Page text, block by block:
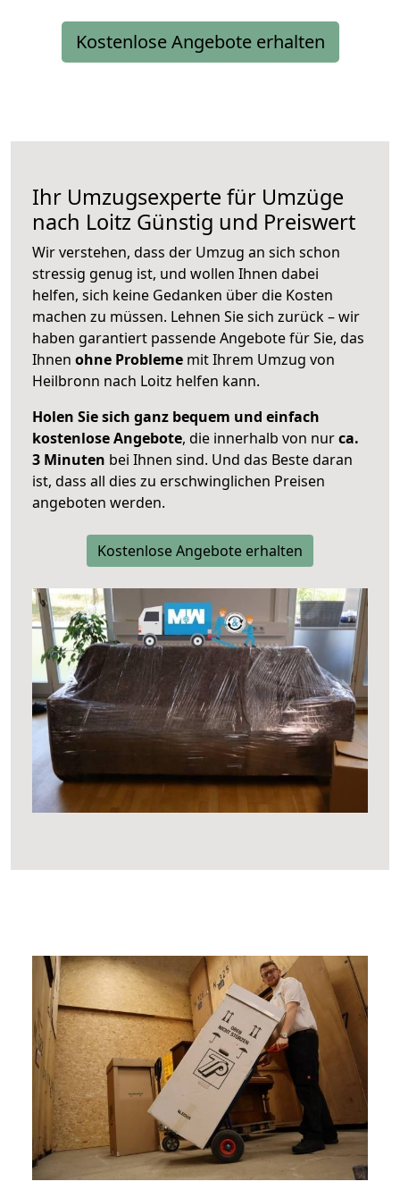
Kostenlose Angebote erhalten
Ihr Umzugsexperte für Umzüge
nach Loitz Günstig und Preiswert
Wir verstehen, dass der Umzug an sich schon
stressig genug ist, und wollen Ihnen dabei
helfen, sich keine Gedanken über die Kosten
machen zu müssen. Lehnen Sie sich zurück – wir
haben garantiert passende Angebote für Sie, das
Ihnen ohne Probleme mit Ihrem Umzug von
Heilbronn nach Loitz helfen kann.
Holen Sie sich ganz bequem und einfach
kostenlose Angebote, die innerhalb von nurca.
3 Minuten bei Ihnen sind. Und das Beste daran
ist, dass all dies zu erschwinglichen Preisen
angeboten werden.
Kostenlose Angebote erhalten